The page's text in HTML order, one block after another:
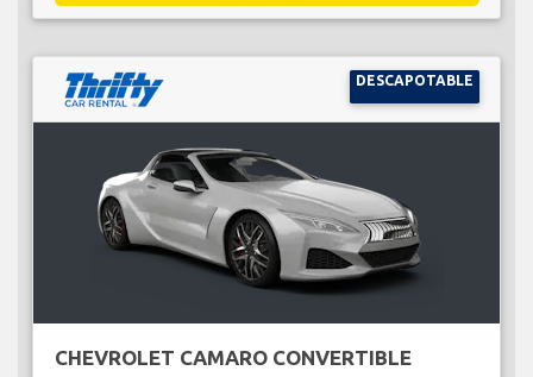
DESCAPOTABLE
CHEVROLET CAMARO CONVERTIBLE